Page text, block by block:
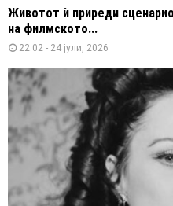
Животот ѝ приреди
на филмското...
22:02 - 24 јули, 2026